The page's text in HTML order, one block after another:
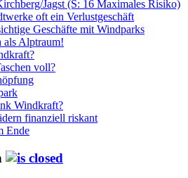
Jagst (S: 16 Maximales Risiko)
oft ein Verlustgeschäft
Geschäfte mit Windparks
als Alptraum!
voll?
Windkraft?
finanziell riskant
Ende